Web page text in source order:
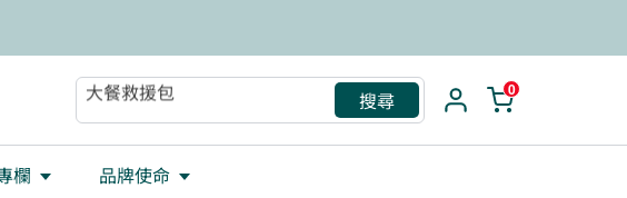
助眠
搜尋 0
欄 品牌使命